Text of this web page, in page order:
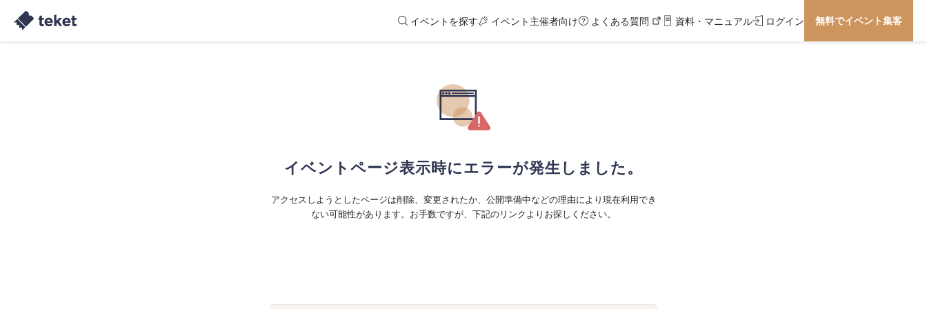
イベントを探す イベント主催者向け よくある質問 資料・マニュアル ログイン 無料でイベント集客
イベントページ表示時にエラーが発生しました。
アクセスしようとしたページは削除、変更されたか、公開準備中などの理由により現在利用でき
ない可能性があります。お手数ですが、下記のリンクよりお探しください。